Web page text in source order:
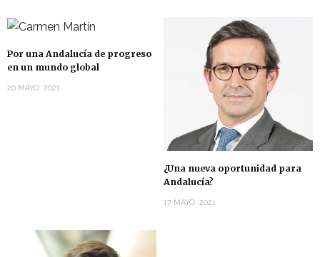
Por una Andalucía de progreso
en un mundo global
20 MAYO, 2021
¿Una nueva oportunidad para
Andalucía?
17 MAYO, 2021